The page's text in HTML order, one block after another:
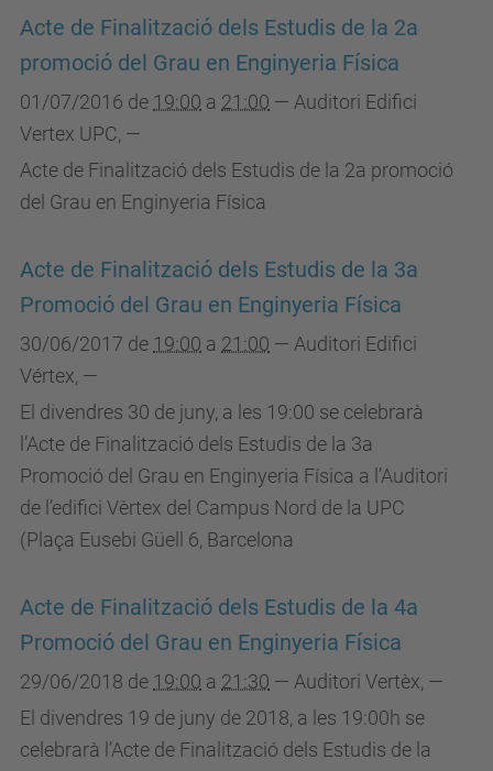
Acte de Finalització dels Estudis de la 2a
promoció del Grau en Enginyeria Física
01/07/2016 de 19:00 a 21:00 — Auditori Edifici
Vertex UPC, —
Acte de Finalització dels Estudis de la 2a promoció
del Grau en Enginyeria Física
Acte de Finalització dels Estudis de la 3a
Promoció del Grau en Enginyeria Física
30/06/2017 de 19:00 a 21:00 — Auditori Edifici
Vértex, —
El divendres 30 de juny, a les 19:00 se celebrarà
l’Acte de Finalització dels Estudis de la 3a
Promoció del Grau en Enginyeria Física a l’Auditori
de l’edifici Vèrtex del Campus Nord de la UPC
(Plaça Eusebi Güell 6, Barcelona
Acte de Finalització dels Estudis de la 4a
Promoció del Grau en Enginyeria Física
29/06/2018 de 19:00 a 21:30 — Auditori Vertèx, —
El divendres 19 de juny de 2018, a les 19:00h se
celebrarà l’Acte de Finalització dels Estudis de la